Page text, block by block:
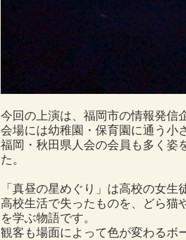
今回の上演は、福岡市の情報発信
会場には幼稚園・保育園に通う小
福岡・秋田県人会の会員も多く姿
た。
「真昼の星めぐり」は高校の女
高校生活で失ったものを、どら猫
を学ぶ物語です。
観客も場面によって色が変わるボ